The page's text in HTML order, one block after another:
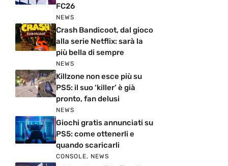
FC26
NEWS
Crash Bandicoot, dal gioco
alla serie Netflix: sarà la
più bella di sempre
NEWS
Killzone non esce più su
PS5: il suo ‘killer’ è già
pronto, fan delusi
NEWS
Giochi gratis annunciati su
PS5: come ottenerli e
quando scaricarli
CONSOLE, NEWS